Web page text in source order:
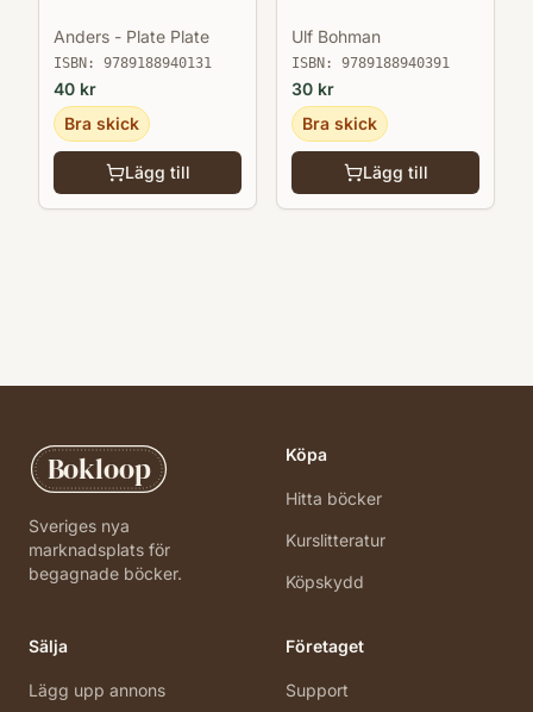
Anders - Plate Plate
ISBN: 9789188940131
40 kr
Bra skick
Lägg till
Ulf Bohman
ISBN: 9789188940391
30 kr
Bra skick
Lägg till
Bokloop
Sveriges nya
marknadsplats för
begagnade böcker.
Köpa
Hitta böcker
Kurslitteratur
Köpskydd
Sälja
Lägg upp annons
Företaget
Support